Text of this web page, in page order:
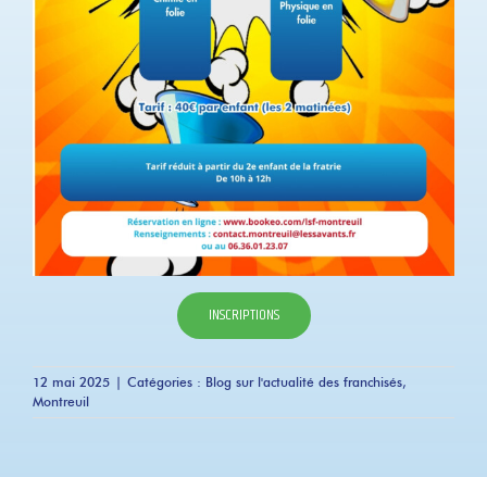
INSCRIPTIONS
12 mai 2025 | Catégories : Blog sur l'actualité des franchisés,
Montreuil